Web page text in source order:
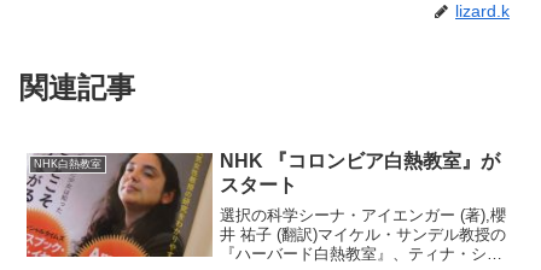
lizard.k
関連記事
NHK白熱教室
NHK 『コロンビア白熱教室』が
スタート
選択の科学シーナ・アイエンガー (著),櫻
井 祐子 (翻訳)マイケル・サンデル教授の
『ハーバード白熱教室』、ティナ・シー